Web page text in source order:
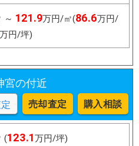
～ 121.9万円/㎡(86.6万円/
万円/坪)
宮の付近
売却査定 購入相談
(123.1万円/坪)